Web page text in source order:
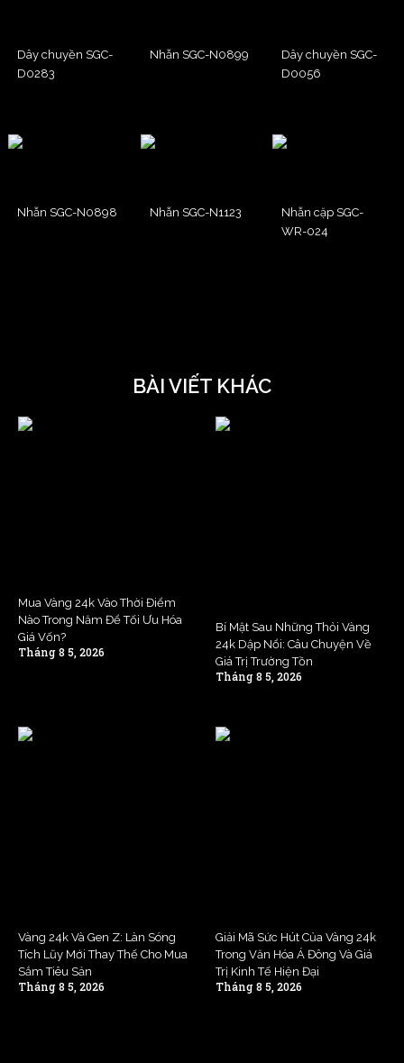
Dây chuyền SGC-
D0283
Nhẫn SGC-N0899
Dây chuyền SGC-
D0056
Nhẫn SGC-N0898 Nhẫn SGC-N1123
Nhẫn cặp SGC-
WR-024
BÀI VIẾT KHÁC
Mua Vàng 24k Vào Thời Điểm
Nào Trong Năm Để Tối Ưu Hóa
Giá Vốn?
Tháng 8 5, 2026
Bí Mật Sau Những Thỏi Vàng
24k Dập Nổi: Câu Chuyện Về
Giá Trị Trường Tồn
Tháng 8 5, 2026
Vàng 24k Và Gen Z: Làn Sóng
Tích Lũy Mới Thay Thế Cho Mua
Sắm Tiêu Sản
Tháng 8 5, 2026
Giải Mã Sức Hút Của Vàng 24k
Trong Văn Hóa Á Đông Và Giá
Trị Kinh Tế Hiện Đại
Tháng 8 5, 2026